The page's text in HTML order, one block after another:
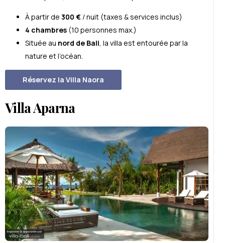
À partir de 300 € / nuit (taxes & services inclus)
4 chambres (10 personnes max.)
Située au nord de Bali , la villa est entourée par la
nature et l’océan.
Réservez la Villa Naora
Villa Aparna